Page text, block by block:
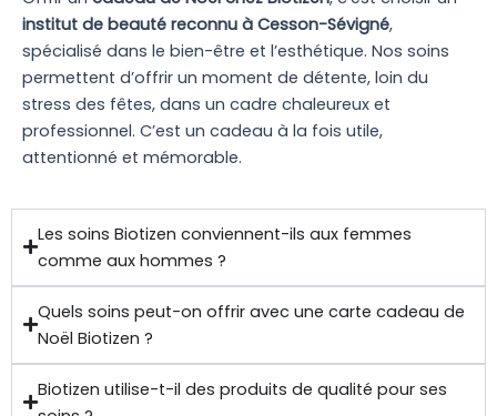
institut de beauté reconnu à Cesson-Sévigné,
spécialisé dans le bien-être et l’esthétique. Nos soins
permettent d’offrir un moment de détente, loin du
stress des fêtes, dans un cadre chaleureux et
professionnel. C’est un cadeau à la fois utile,
attentionné et mémorable.
Les soins Biotizen conviennent-ils aux femmes
comme aux hommes ?
Quels soins peut-on offrir avec une carte cadeau de
Noël Biotizen ?
Biotizen utilise-t-il des produits de qualité pour ses